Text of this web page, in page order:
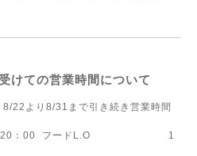
けての営業時間について
22より8/31まで引き続き営業時間
～20：00 フードL.O 1